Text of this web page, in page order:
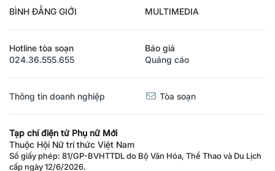
BÌNH ĐẲNG GIỚI MULTIMEDIA
Hotline tòa soạn
024.36.555.655
Báo giá
Quảng cáo
Thông tin doanh nghiệp Tòa soạn
Tạp chí điện tử Phụ nữ Mới
Thuộc Hội Nữ trí thức Việt Nam
Số giấy phép: 81/GP-BVHTTDL do Bộ Văn Hóa, Thể Thao và Du Lịch
cấp ngày 12/6/2026.